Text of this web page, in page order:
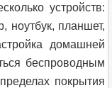
устройств:
ноутбук, планшет,
домашней
беспроводным
покрытия